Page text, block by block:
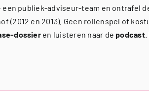
een publiek-adviseur-team en ontrafel
(2012 en 2013). Geen rollenspel of
dossieren luisteren naar depodcast.